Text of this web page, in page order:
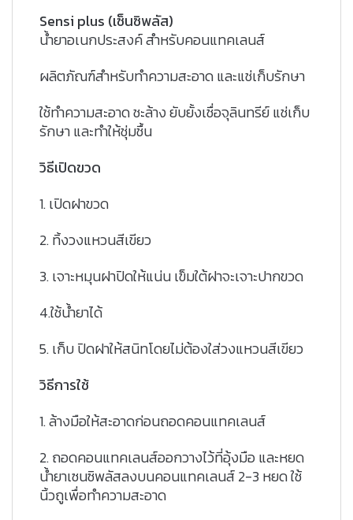
Sensi plus (เซ็นซิพลัส)
น้ำยาอเนกประสงค์ สำหรับคอนแทคเลนส์
ผลิตภัณฑ์สำหรับทำความสะอาด และแช่เก็บรักษา
ใช้ทำความสะอาด ชะล้าง ยับยั้งเชื่อจุลินทรีย์ แช่เก็บ
รักษา และทำให้ชุ่มชื้น
วิธีเปิดขวด
1. เปิดฝาขวด
2. ทิ้งวงแหวนสีเขียว
3. เจาะหมุนฝาปิดให้แน่น เข็มใต้ฝาจะเจาะปากขวด
4.ใช้น้ำยาได้
5. เก็บ ปิดฝาให้สนิทโดยไม่ต้องใส่วงแหวนสีเขียว
วิธีการใช้
1. ล้างมือให้สะอาดก่อนถอดคอนแทคเลนส์
2. ถอดคอนแทคเลนส์ออกวางไว้ที่อุ้งมือ และหยด
น้ำยาเซนซิพลัสลงบนคอนแทคเลนส์ 2-3 หยด ใช้
นิ้วถูเพื่อทำความสะอาด